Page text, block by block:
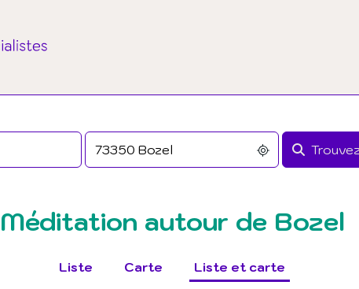
Méditation autour de Bozel
Liste Carte Liste et carte